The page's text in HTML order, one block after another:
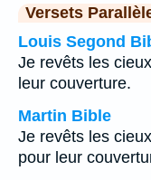
Versets
Louis Segond
Je revêts les
leur couverture.
Martin Bible
Je revêts les
pour leur